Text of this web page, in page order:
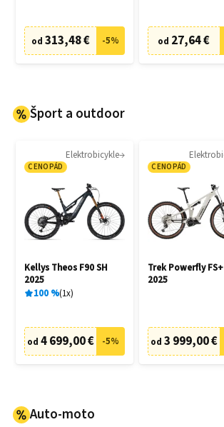
od 313,48 € -5% od 27,64 €
Šport a outdoor
Elektrobicykle
CENOPÁD
Kellys Theos F90 SH
2025
100% 1x
od 4 699,00 € -5%
CENOPÁD
Trek Powerfly FS+
2025
od 3 999,00 €
Auto-moto